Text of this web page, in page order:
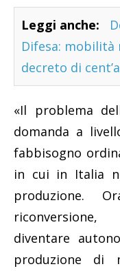
Leggi anche:
Difesa:
decreto di
«Il problema
domanda a
fabbisogno
in cui in Italia
produzione.
diventare
produzione di